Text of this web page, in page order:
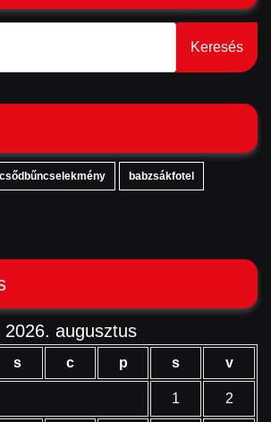
csődbűncselekmény babzsákfotel
2026. augusztus
s c p s v
1 2